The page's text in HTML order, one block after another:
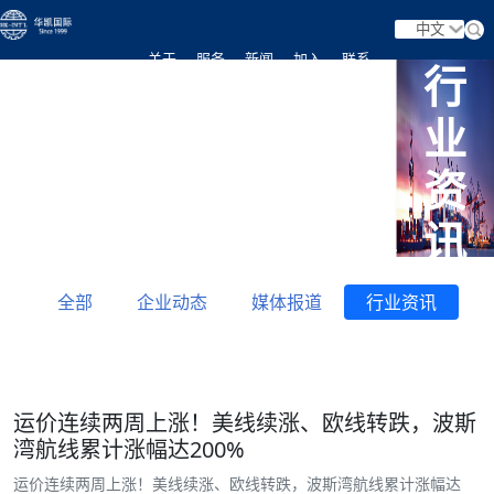
关于 服务 新闻 加入 联系
中文
行
业
资
讯
全部 企业动态 媒体报道 行业资讯
运价连续两周上涨！美线续涨、欧线转跌，波斯
湾航线累计涨幅达200%
运价连续两周上涨！美线续涨、欧线转跌，波斯湾航线累计涨幅达